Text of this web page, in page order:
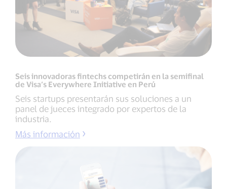
Seis innovadoras fintechs competirán en la semifinal
de Visa’s Everywhere Initiative en Perú
Seis startups presentarán sus soluciones a un
panel de jueces integrado por expertos de la
industria.
Más información